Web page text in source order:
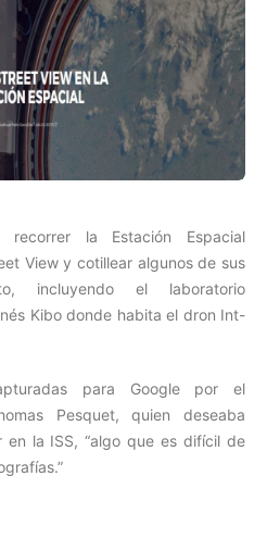
la Estación Espacial
View y cotillear algunos de sus
incluyendo el laboratorio
Kibo donde habita el dron Int-
para Google por el
Pesquet, quien deseaba
la ISS, “algo que es difícil de